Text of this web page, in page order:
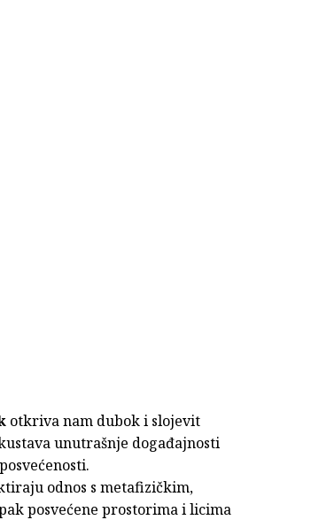
otkriva nam dubok i slojevit
unutrašnje događajnosti
odnos s metafizičkim,
posvećene prostorima i licima